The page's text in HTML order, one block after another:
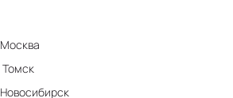
Москва
Томск
Новосибирск